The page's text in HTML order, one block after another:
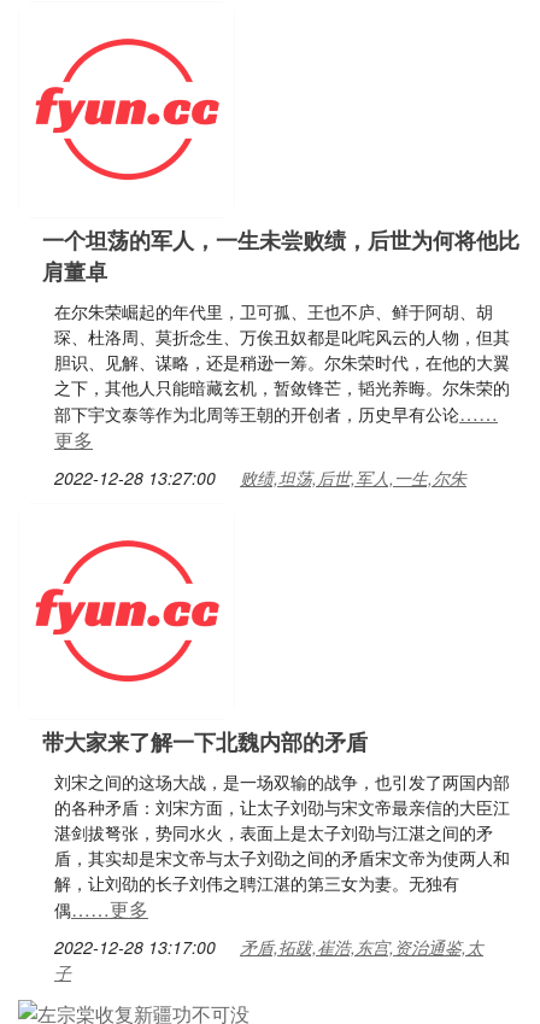
一个坦荡的军人，一生未尝败绩，后世为何将他比
肩董卓
在尔朱荣崛起的年代里，卫可孤、王也不庐、鲜于阿胡、胡
琛、杜洛周、莫折念生、万俟丑奴都是叱咤风云的人物，但其
胆识、见解、谋略，还是稍逊一筹。尔朱荣时代，在他的大翼
之下，其他人只能暗藏玄机，暂敛锋芒，韬光养晦。尔朱荣的
部下宇文泰等作为北周等王朝的开创者，历史早有公论……
更多
2022-12-28 13:27:00 败绩,坦荡,后世,军人,一生,尔朱
带大家来了解一下北魏内部的矛盾
刘宋之间的这场大战，是一场双输的战争，也引发了两国内部
的各种矛盾：刘宋方面，让太子刘劭与宋文帝最亲信的大臣江
湛剑拔弩张，势同水火，表面上是太子刘劭与江湛之间的矛
盾，其实却是宋文帝与太子刘劭之间的矛盾宋文帝为使两人和
解，让刘劭的长子刘伟之聘江湛的第三女为妻。无独有
偶……更多
2022-12-28 13:17:00
矛盾,拓跋,崔浩,东宫,资治通鉴,太
子